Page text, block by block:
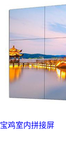
宝鸡室内拼接屏